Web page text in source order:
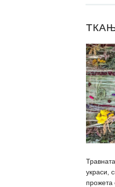
украси,
прожета